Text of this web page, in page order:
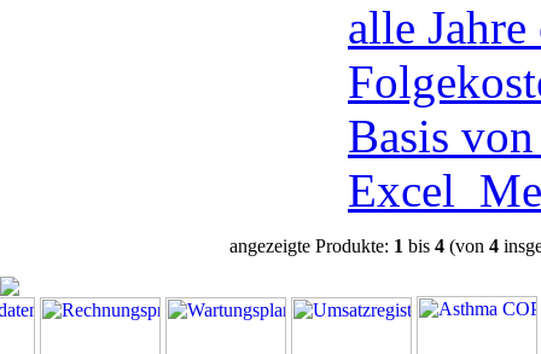
alle Jahre
Basis
Excel
angezeigte Produkte: 1 bis 4 (von 4